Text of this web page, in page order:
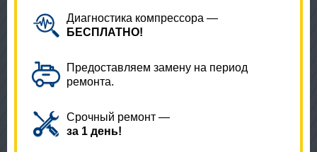
Диагностика компрессора —
БЕСПЛАТНО!
Предоставляем замену на период
ремонта.
Срочный ремонт —
за 1 день!